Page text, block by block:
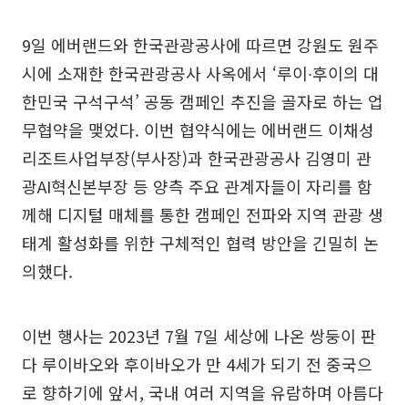
9일 에버랜드와 한국관광공사에 따르면 강원도 원주
시에 소재한 한국관광공사 사옥에서 ‘루이∙후이의 대
한민국 구석구석’ 공동 캠페인 추진을 골자로 하는 업
무협약을 맺었다. 이번 협약식에는 에버랜드 이채성
리조트사업부장(부사장)과 한국관광공사 김영미 관
광AI혁신본부장 등 양측 주요 관계자들이 자리를 함
께해 디지털 매체를 통한 캠페인 전파와 지역 관광 생
태계 활성화를 위한 구체적인 협력 방안을 긴밀히 논
의했다.
이번 행사는 2023년 7월 7일 세상에 나온 쌍둥이 판
다 루이바오와 후이바오가 만 4세가 되기 전 중국으
로 향하기에 앞서, 국내 여러 지역을 유람하며 아름다